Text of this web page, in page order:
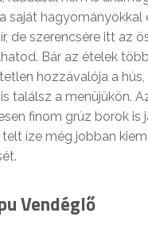
saját hagyományokkal
de szerencsére itt az
Bár az ételek
hozzávalója a
találsz a menüjükön.
finom grúz borok is
íze még jobban
Vendéglő